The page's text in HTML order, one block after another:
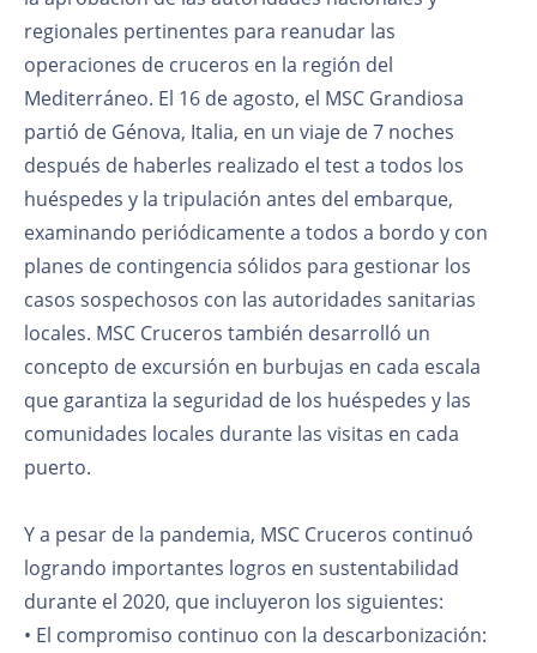
regionales pertinentes para reanudar las
operaciones de cruceros en la región del
Mediterráneo. El 16 de agosto, el MSC Grandiosa
partió de Génova, Italia, en un viaje de 7 noches
después de haberles realizado el test a todos los
huéspedes y la tripulación antes del embarque,
examinando periódicamente a todos a bordo y con
planes de contingencia sólidos para gestionar los
casos sospechosos con las autoridades sanitarias
locales. MSC Cruceros también desarrolló un
concepto de excursión en burbujas en cada escala
que garantiza la seguridad de los huéspedes y las
comunidades locales durante las visitas en cada
puerto.
Y a pesar de la pandemia, MSC Cruceros continuó
logrando importantes logros en sustentabilidad
durante el 2020, que incluyeron los siguientes:
• El compromiso continuo con la descarbonización: